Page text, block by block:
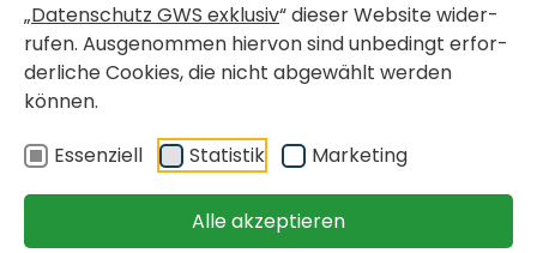
„Daten­schutz GWS exklusiv“ dieser Website wider­
rufen. Ausge­nommen hiervon sind unbe­dingt erfor­
der­liche Cookies, die nicht abge­wählt werden
können.
Essen­ziell
Statistik Marke­ting
Alle akzeptieren